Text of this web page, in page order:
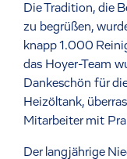
Die Tradition, die
zu begrüßen,
knapp 1.000
das Hoyer-Team
Dankeschön für
Heizöltank,
Mitarbeiter mit
Der langjährige